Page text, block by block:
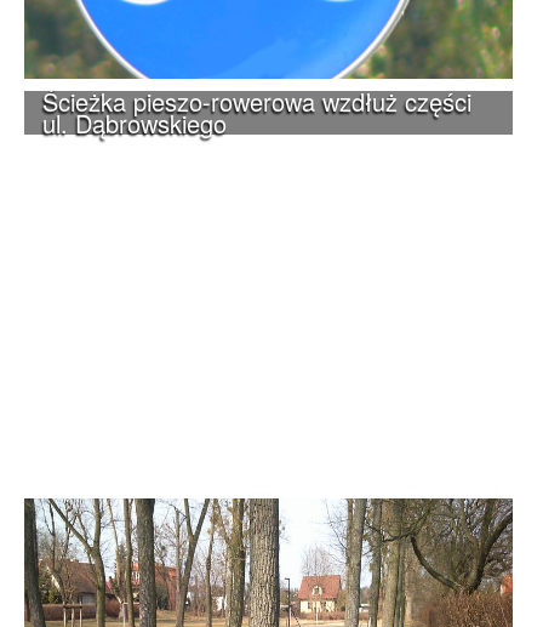
Ścieżka pieszo-rowerowa wzdłuż części
ul. Dąbrowskiego